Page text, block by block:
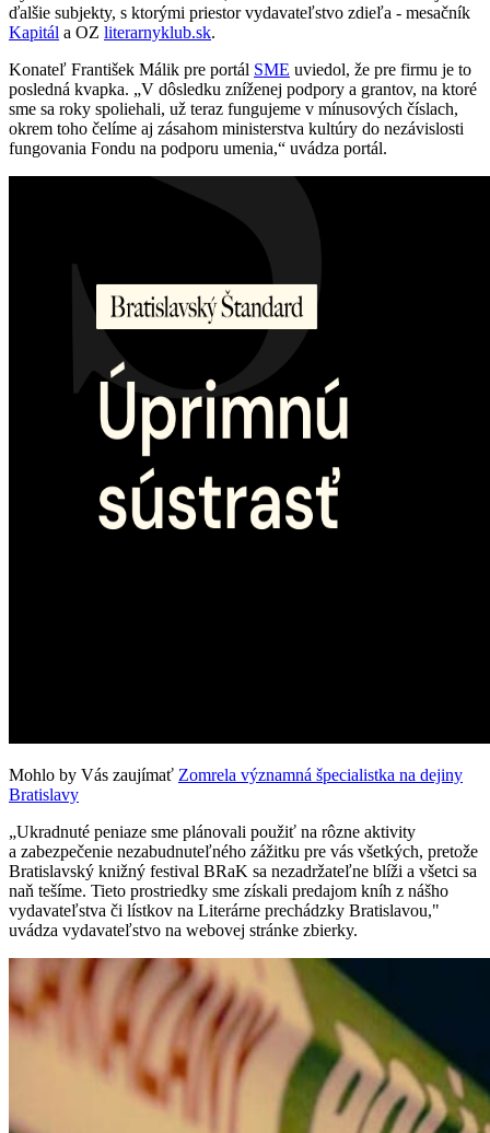
ďalšie subjekty, s ktorými priestor vydavateľstvo zdieľa - mesačník
Kapitál a OZ literarnyklub.sk.
Konateľ František Málik pre portál SME uviedol, že pre firmu je to
posledná kvapka. „V dôsledku zníženej podpory a grantov, na ktoré
sme sa roky spoliehali, už teraz fungujeme v mínusových číslach,
okrem toho čelíme aj zásahom ministerstva kultúry do nezávislosti
fungovania Fondu na podporu umenia,“ uvádza portál.
Mohlo by Vás zaujímať Zomrela významná špecialistka na dejiny
Bratislavy
„Ukradnuté peniaze sme plánovali použiť na rôzne aktivity
a zabezpečenie nezabudnuteľného zážitku pre vás všetkých, pretože
Bratislavský knižný festival BRaK sa nezadržateľne blíži a všetci sa
naň tešíme. Tieto prostriedky sme získali predajom kníh z nášho
vydavateľstva či lístkov na Literárne prechádzky Bratislavou,"
uvádza vydavateľstvo na webovej stránke zbierky.